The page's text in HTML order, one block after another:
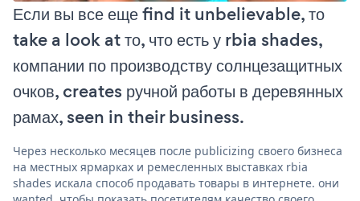
Если вы все еще find it unbelievable, то
take a look at то, что есть у rbia shades,
компании по производству солнцезащитных
очков, creates ручной работы в деревянных
рамах, seen in their business.
Через несколько месяцев после publicizing своего бизнеса
на местных ярмарках и ремесленных выставках rbia
shades искала способ продавать товары в интернете. они